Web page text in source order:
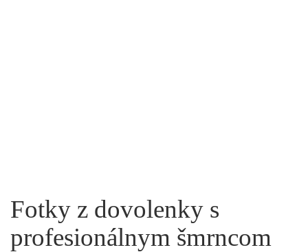
Fotky z dovolenky s
profesionálnym šmrncom